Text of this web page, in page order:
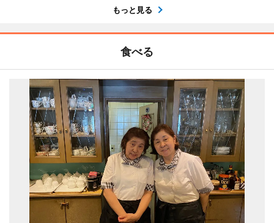
もっと見る
食べる